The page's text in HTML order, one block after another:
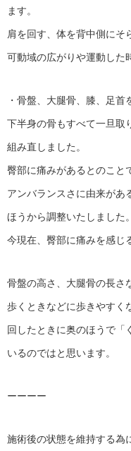
ます。
肩を回す、体を背中側にそ
可動域の広がりや運動した
・骨盤、大腿骨、膝、足首
下半身の骨もすべて一旦取
組み直しました。
臀部に痛みがあるとのこと
アンバランスさに由来があ
ほうから調整いたしました。
今現在、臀部に痛みを感じ
骨盤の高さ、大腿骨の長さ
歩くときなどに歩きやすく
回したときに奥のほうで「
いるのではと思います。
ーーーー
施術後の状態を維持する為